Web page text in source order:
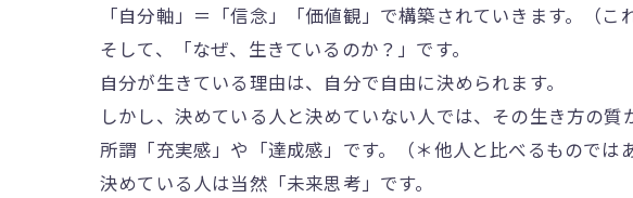
「自分軸」＝「信念」「価値観」で構築されていきます。（こ
そして、「なぜ、生きているのか？」です。
自分が生きている理由は、自分で自由に決められます。
しかし、決めている人と決めていない人では、その生き方の質
所謂「充実感」や「達成感」です。（＊他人と比べるものでは
決めている人は当然「未来思考」です。